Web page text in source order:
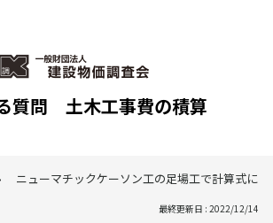
質問 土木工事費の積算
ニューマチックケーソン工の足場工で計算式に
最終更新日 : 2022/12/14